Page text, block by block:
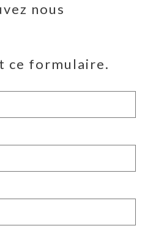
nous
ce formulaire.